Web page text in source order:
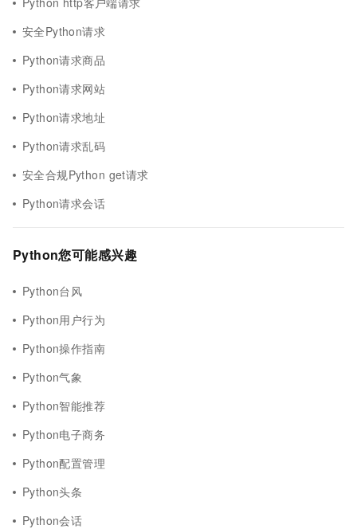
安全Python请求
Python请求商品
Python请求网站
Python请求地址
Python请求乱码
安全合规Python get请求
Python请求会话
Python您可能感兴趣
Python台风
Python用户行为
Python操作指南
Python气象
Python智能推荐
Python电子商务
Python配置管理
Python头条
Python会话